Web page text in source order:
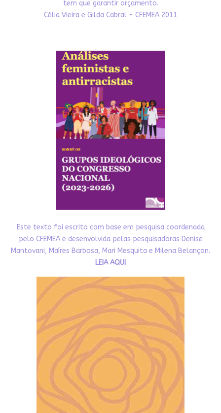
tem que garantir orçamento.
Célia Vieira e Gilda Cabral - CFEMEA 2011
Este texto foi escrito com base em pesquisa coordenada
pelo CFEMEA e desenvolvida pelas pesquisadoras Denise
Mantovani, Maíres Barbosa, Mari Mesquita e Milena Belançon.
LEIA AQUI